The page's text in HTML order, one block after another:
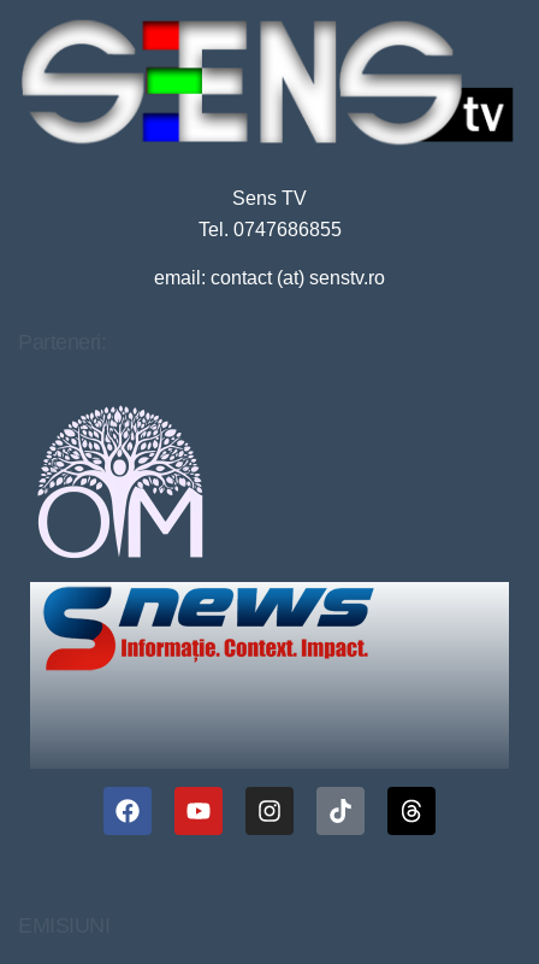
Sens TV
Tel. 0747686855
email: contact (at) senstv.ro